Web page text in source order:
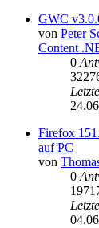
GWC
von Peter
Content
0
Firefox
auf PC
von
0